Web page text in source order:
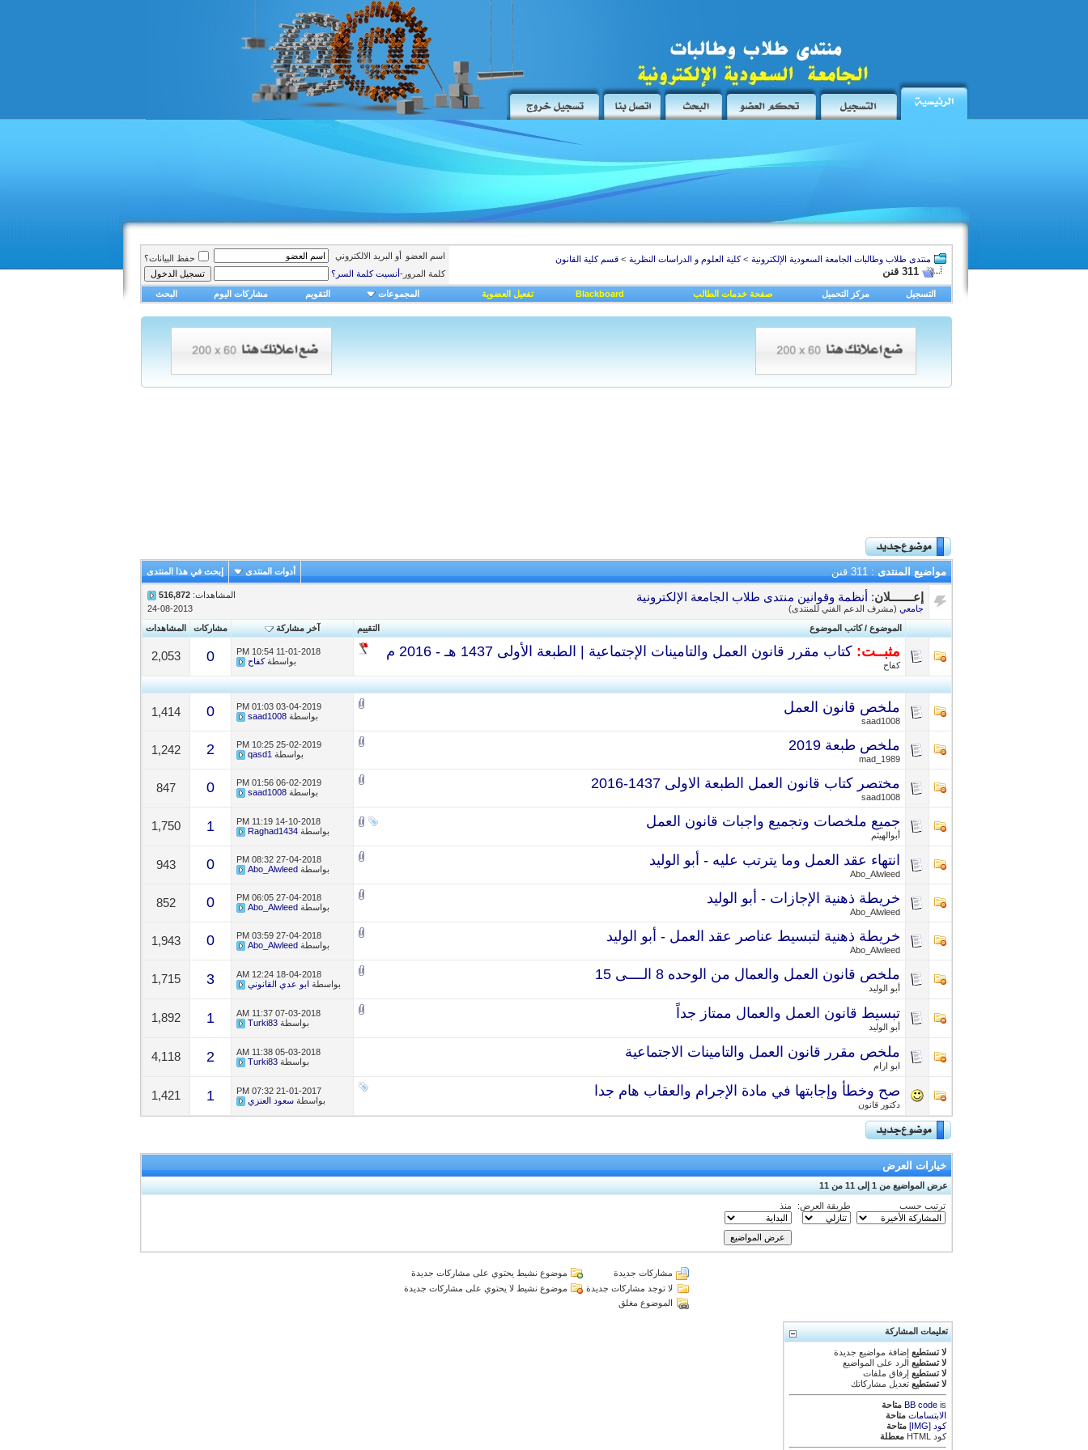
منتدى طلاب وطالبات الجامعة السعودية الإلكترونية >كلية العلوم و الدراسات النظرية >قسم كلية القانون
311 قنن
اسم العضو أو البريد الالكتروني
حفظ البيانات؟
كلمة المرور-أنسيت كلمة السر؟
التسجيل مركز التحميل صفحة خدمات الطالب Blackboard تفعيل العضوية المجموعات التقويم مشاركات اليوم البحث
مواضيع المنتدى : 311 قنن أدوات المنتدى إبحث في هذا المنتدى
المشاهدات:516,872 إعـــــــلان: أنظمة وقوانين منتدى طلاب الجامعة الإلكترونية
24-08-2013 جامعي (مشرف الدعم الفني للمنتدى)
التقييم
الموضوع /كاتب الموضوع آخر مشاركة مشاركات المشاهدات
مثبــت: كتاب مقرر قانون العمل والتامينات الإجتماعية | الطبعة الأولى 1437 هـ - 2016 م
كفاح
11-01-2018
10:54 PM
بواسطةكفاح 0
2,053
ملخص قانون العمل
saad1008
03-04-2019
01:03 PM
بواسطةsaad1008
0
1,414
ملخص طبعة 2019
mad_1989
25-02-2019
10:25 PM
بواسطة qasd1
2
1,242
مختصر كتاب قانون العمل الطبعة الاولى 1437-2016
saad1008
06-02-2019
01:56 PM
بواسطةsaad1008
0
847
جميع ملخصات وتجميع واجبات قانون العمل
أبوالهيثم
14-10-2018
11:19 PM
بواسطةRaghad1434
1
1,750
انتهاء عقد العمل وما يترتب عليه - أبو الوليد
Abo_Alwleed
27-04-2018
08:32 PM
بواسطةAbo_Alwleed
0
943
خريطة ذهنية الإجازات - أبو الوليد
Abo_Alwleed
27-04-2018
06:05 PM
بواسطةAbo_Alwleed
0
852
خريطة ذهنية لتبسيط عناصر عقد العمل - أبو الوليد
Abo_Alwleed
27-04-2018
03:59 PM
بواسطةAbo_Alwleed
0
1,943
ملخص قانون العمل والعمال من الوحده 8 الــــى 15
أبو الوليد
18-04-2018
12:24 AM
بواسطة ابو عدي القانوني 3
1,715
تبسيط قانون العمل والعمال ممتاز جداً
أبو الوليد
07-03-2018
11:37 AM
بواسطةTurki83
1
1,892
ملخص مقرر قانون العمل والتامينات الاجتماعية
ابو ارام
05-03-2018
11:38 AM
بواسطةTurki83
2
4,118
صح وخطأ وإجابتها في مادة الإجرام والعقاب هام جدا
دكتور قانون
21-01-2017
07:32 PM
بواسطةسعود العنزي 1
1,421
خيارات العرض
عرض المواضيع من 1 إلى 11 من 11
ترتيب حسب طريقة العرض: منذ
مشاركات جديدة
موضوع نشيط يحتوي على مشاركات جديدة
لا توجد مشاركات جديدة
موضوع نشيط لا يحتوي على مشاركات جديدة
الموضوع مغلق
تعليمات المشاركة
لا تستطيع إضافة مواضيع جديدة
لا تستطيع الرد على المواضيع
لا تستطيع إرفاق ملفات
لا تستطيع تعديل مشاركاتك
BB codeis
متاحة
الابتسامات متاحة
كود [IMG]
متاحة
كود HTML
معطلة